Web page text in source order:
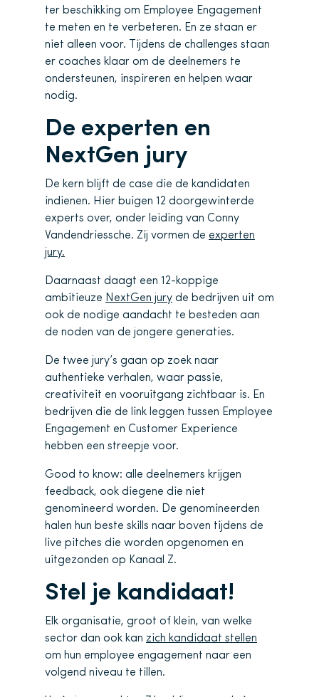
ter beschikking om Employee Engagement
te meten en te verbeteren. En ze staan er
niet alleen voor. Tijdens de challenges staan
er coaches klaar om de deelnemers te
ondersteunen, inspireren en helpen waar
nodig.
De experten en
NextGen jury
De kern blijft de case die de kandidaten
indienen. Hier buigen 12 doorgewinterde
experts over, onder leiding van Conny
Vandendriessche. Zij vormen de experten
jury.
Daarnaast daagt een 12-koppige
ambitieuze NextGen jury de bedrijven uit om
ook de nodige aandacht te besteden aan
de noden van de jongere generaties.
De twee jury’s gaan op zoek naar
authentieke verhalen, waar passie,
creativiteit en vooruitgang zichtbaar is. En
bedrijven die de link leggen tussen Employee
Engagement en Customer Experience
hebben een streepje voor.
Good to know: alle deelnemers krijgen
feedback, ook diegene die niet
genomineerd worden. De genomineerden
halen hun beste skills naar boven tijdens de
live pitches die worden opgenomen en
uitgezonden op Kanaal Z.
Stel je kandidaat!
Elk organisatie, groot of klein, van welke
sector dan ook kan zich kandidaat stellen
om hun employee engagement naar een
volgend niveau te tillen.